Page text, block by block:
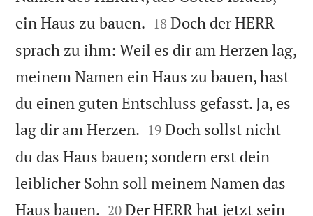
ein Haus zu bauen. 

18 Doch der HERR
sprach zu ihm: Weil es dir am Herzen lag,
meinem Namen ein Haus zu bauen, hast
du einen guten Entschluss gefasst. Ja, es
lag dir am Herzen. 

19 Doch sollst nicht
du das Haus bauen; sondern erst dein
leiblicher Sohn soll meinem Namen das
Haus bauen. 

20 Der HERR hat jetzt sein